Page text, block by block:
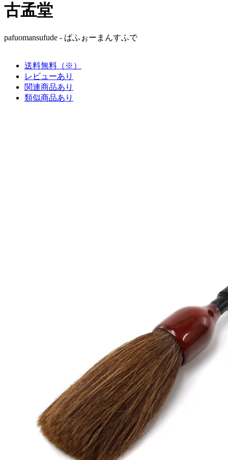
古孟堂
pafuomansufude - ぱふぉーまんすふで
送料無料（※）
レビューあり
関連商品あり
類似商品あり